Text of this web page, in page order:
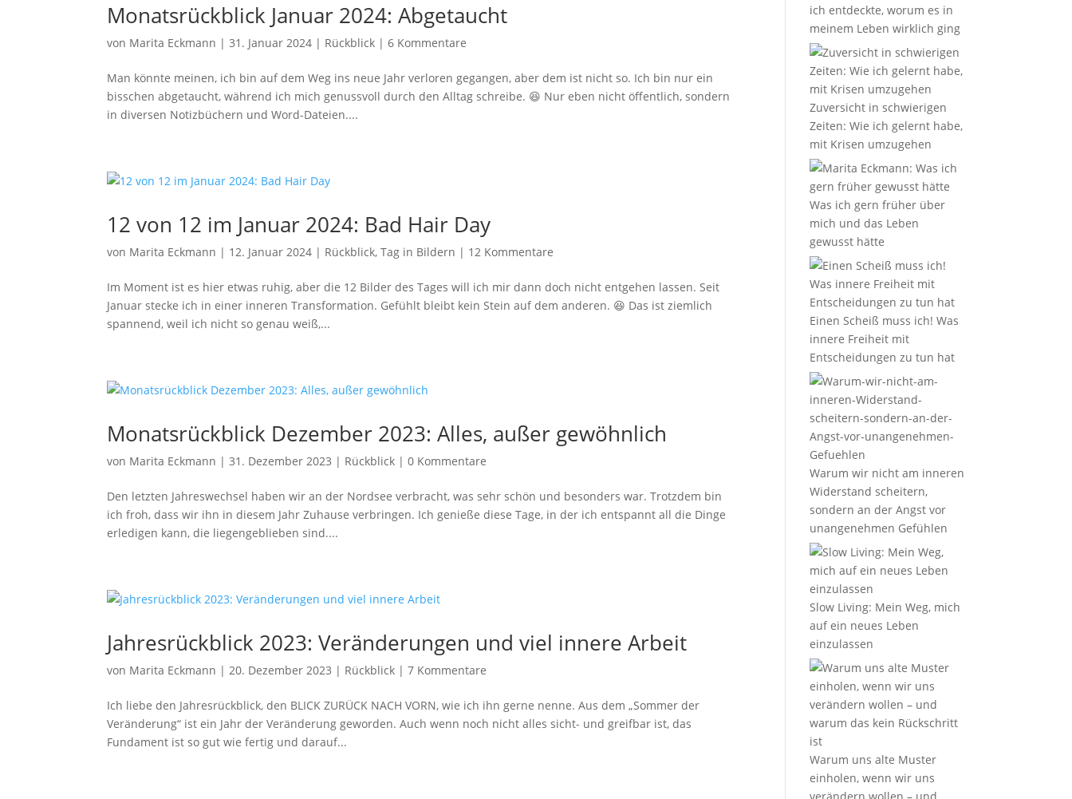
Monatsrückblick Januar 2024: Abgetaucht
von Marita Eckmann |31. Januar 2024 | Rückblick |6 Kommentare
Man könnte meinen, ich bin auf dem Weg ins neue Jahr verloren gegangen, aber dem ist nicht so. Ich bin nur ein
bisschen abgetaucht, während ich mich genussvoll durch den Alltag schreibe. 😆 Nur eben nicht öffentlich, sondern
in diversen Notizbüchern und Word-Dateien....
12 von 12 im Januar 2024: Bad Hair Day
von Marita Eckmann | 12. Januar 2024 | Rückblick,Tag in Bildern | 12 Kommentare
Im Moment ist es hier etwas ruhig, aber die 12 Bilder des Tages will ich mir dann doch nicht entgehen lassen. Seit
Januar stecke ich in einer inneren Transformation. Gefühlt bleibt kein Stein auf dem anderen. 😆 Das ist ziemlich
spannend, weil ich nicht so genau weiß,...
Monatsrückblick Dezember 2023: Alles, außer gewöhnlich
von Marita Eckmann |31. Dezember 2023 | Rückblick |0 Kommentare
Den letzten Jahreswechsel haben wir an der Nordsee verbracht, was sehr schön und besonders war. Trotzdem bin
ich froh, dass wir ihn in diesem Jahr Zuhause verbringen. Ich genieße diese Tage, in der ich entspannt all die Dinge
erledigen kann, die liegengeblieben sind....
Jahresrückblick 2023: Veränderungen und viel innere Arbeit
von Marita Eckmann |20. Dezember 2023 | Rückblick |7 Kommentare
Ich liebe den Jahresrückblick, den BLICK ZURÜCK NACH VORN, wie ich ihn gerne nenne. Aus dem „Sommer der
Veränderung“ ist ein Jahr der Veränderung geworden. Auch wenn noch nicht alles sicht- und greifbar ist, das
Fundament ist so gut wie fertig und darauf...
ich entdeckte, worum es in
meinem Leben wirklich ging
Zuversicht in schwierigen
Zeiten: Wie ich gelernt habe,
mit Krisen umzugehen
Was ich gern früher über
mich und das Leben
gewusst hätte
Einen Scheiß muss ich! Was
innere Freiheit mit
Entscheidungen zu tun hat
Warum wir nicht am inneren
Widerstand scheitern,
sondern an der Angst vor
unangenehmen Gefühlen
Slow Living: Mein Weg, mich
auf ein neues Leben
einzulassen
Warum uns alte Muster
einholen, wenn wir uns